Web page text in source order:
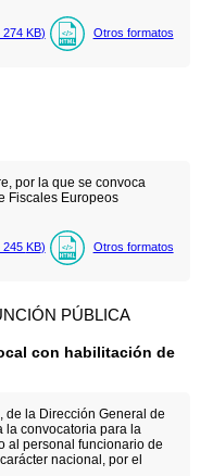
274 KB) Otros formatos
por la que se convoca
Fiscales Europeos
245 KB) Otros formatos
PÚBLICA
con habilitación de
de la Dirección General de
la convocatoria para la
al personal funcionario de
nacional, por el